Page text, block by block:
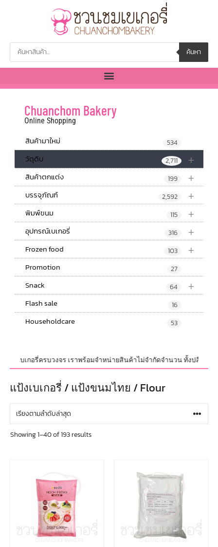
ค้นหา
Chuanchom Bakery
Online Shopping
สินค้ามาใหม่ 534
+
วัตุดิบ 2,711
+
สินค้าตกแต่ง 199
+
บรรจุภัณฑ์ 2,592
+
พิมพ์ขนม 115
+
อุปกรณ์เบเกอรี่ 316
+
Frozen food 103
Promotion 27
+
Snack 64
Flash sale 16
Householdcare 53
รี่ครบวงจร เราพร้อมจำหน่ายสินค้าไม่จำกัดจำนวน ทั้งปลีกและส่ง มีสิน
แป้งเบเกอรี่ / แป้งขนมไทย / Flour
Showing 1–40 of 193 results